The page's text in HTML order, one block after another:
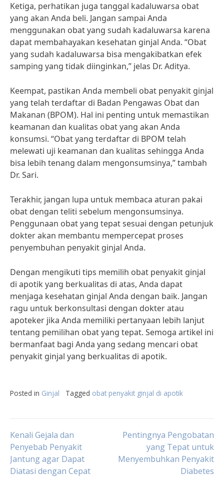
Ketiga, perhatikan juga tanggal kadaluwarsa obat
yang akan Anda beli. Jangan sampai Anda
menggunakan obat yang sudah kadaluwarsa karena
dapat membahayakan kesehatan ginjal Anda. “Obat
yang sudah kadaluwarsa bisa mengakibatkan efek
samping yang tidak diinginkan,” jelas Dr. Aditya.
Keempat, pastikan Anda membeli obat penyakit ginjal
yang telah terdaftar di Badan Pengawas Obat dan
Makanan (BPOM). Hal ini penting untuk memastikan
keamanan dan kualitas obat yang akan Anda
konsumsi. “Obat yang terdaftar di BPOM telah
melewati uji keamanan dan kualitas sehingga Anda
bisa lebih tenang dalam mengonsumsinya,” tambah
Dr. Sari.
Terakhir, jangan lupa untuk membaca aturan pakai
obat dengan teliti sebelum mengonsumsinya.
Penggunaan obat yang tepat sesuai dengan petunjuk
dokter akan membantu mempercepat proses
penyembuhan penyakit ginjal Anda.
Dengan mengikuti tips memilih obat penyakit ginjal
di apotik yang berkualitas di atas, Anda dapat
menjaga kesehatan ginjal Anda dengan baik. Jangan
ragu untuk berkonsultasi dengan dokter atau
apoteker jika Anda memiliki pertanyaan lebih lanjut
tentang pemilihan obat yang tepat. Semoga artikel ini
bermanfaat bagi Anda yang sedang mencari obat
penyakit ginjal yang berkualitas di apotik.
Posted in Ginjal Tagged obat penyakit ginjal di apotik
Post
navigation
Kenali Gejala dan
Penyebab Penyakit
Jantung agar Dapat
Diatasi dengan Cepat
Pentingnya Pengobatan
yang Tepat untuk
Menyembuhkan Penyakit
Diabetes